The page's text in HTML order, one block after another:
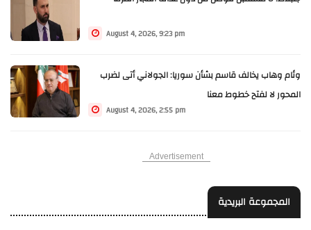
August 4, 2026, 9:23 pm
وئام وهاب يخالف قاسم بشأن سوريا: الجولاني أتى لضرب
المحور لا لفتح خطوط معنا
August 4, 2026, 2:55 pm
Advertisement
المجموعة البريدية